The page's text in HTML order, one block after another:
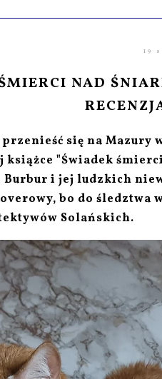
19
NAD
się na Mazury
książce "Świadek
i jej ludzkich
bo do śledztwa
Solańskich.